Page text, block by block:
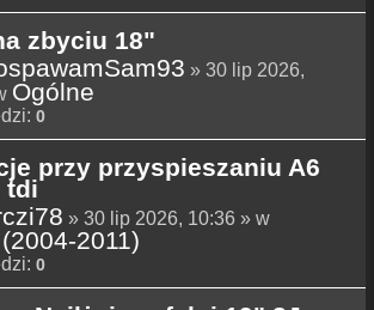
zbyciu 18"
» 30 lip 2026,
Ogólne
0
przy przyspieszaniu A6
tdi
» 30 lip 2026, 10:36 » w
2011)
0